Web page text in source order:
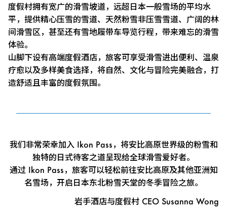
度假村拥有宽广的滑雪坡道，远超日本一般雪场的平均水
平，提供精心压雪的雪道、天然粉雪非压雪雪道、广阔的林
间滑雪区，甚至还有雪地履带车导览行程，带来难忘的滑雪
体验。
山脚下设有高端度假酒店，旅客可享受滑雪进出便利、温泉
疗愈以及多样美食选择，将自然、文化与冒险完美融合，打
造舒适且丰富的度假氛围。
我们非常荣幸加入 Ikon Pass，将安比高原世界级的粉雪和
独特的日式待客之道呈现给全球滑雪爱好者。
通过 Ikon Pass，旅客可以轻松前往安比高原及其他亚洲知
名雪场，开启日本东北粉雪天堂的冬季冒险之旅。
岩手酒店与度假村 CEO Susanna Wong